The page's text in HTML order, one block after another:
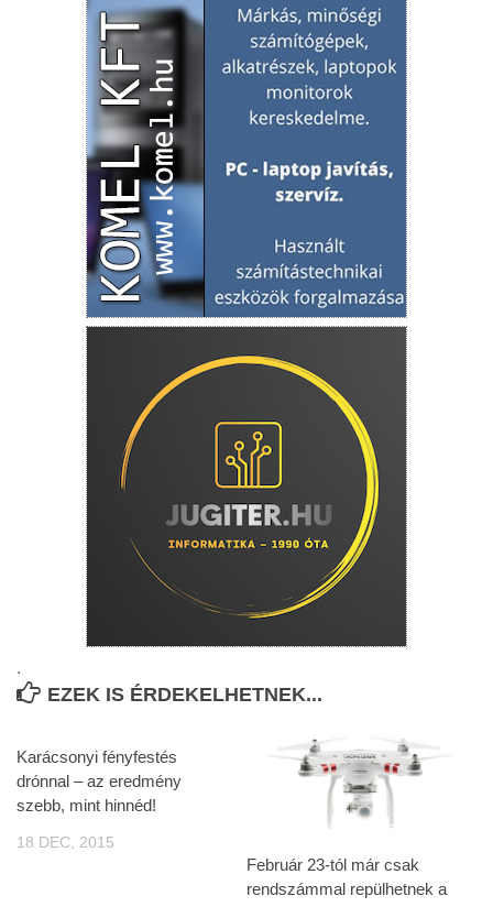
.
EZEK IS ÉRDEKELHETNEK...
Karácsonyi fényfestés
drónnal – az eredmény
szebb, mint hinnéd!
18 DEC, 2015
Február 23-tól már csak
rendszámmal repülhetnek a